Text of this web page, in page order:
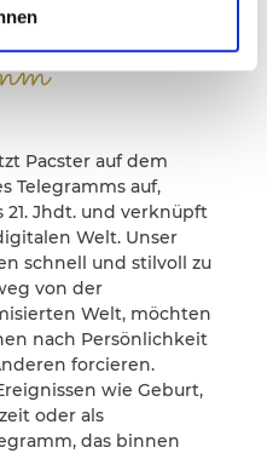
Pacster auf dem
Telegramms auf,
Jhdt. und verknüpft
Welt. Unser
schnell und stilvoll zu
von der
Welt, möchten
nach Persönlichkeit
forcieren.
wie Geburt,
oder als
das binnen